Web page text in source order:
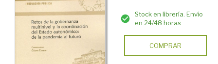
Stock en librería. Envío
en 24/48 horas
COMPRAR